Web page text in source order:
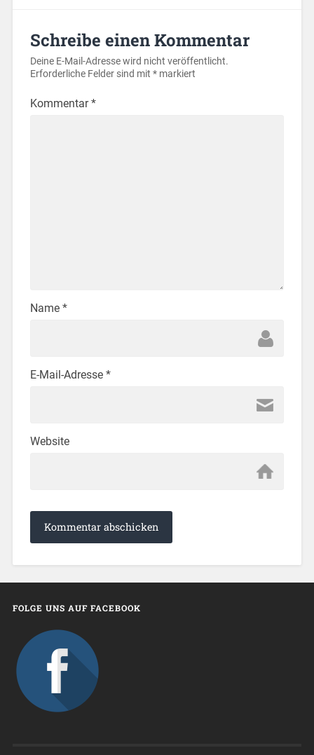
Schreibe einen Kommentar
Deine E-Mail-Adresse wird nicht veröffentlicht.
Erforderliche Felder sind mit *markiert
Kommentar*
Name *
E-Mail-Adresse *
Website
FOLGE UNS AUF FACEBOOK